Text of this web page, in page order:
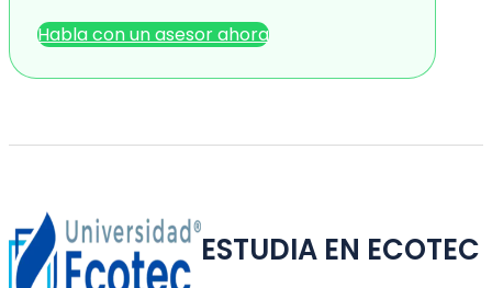
Habla con un asesor ahora
ESTUDIA EN ECOTEC